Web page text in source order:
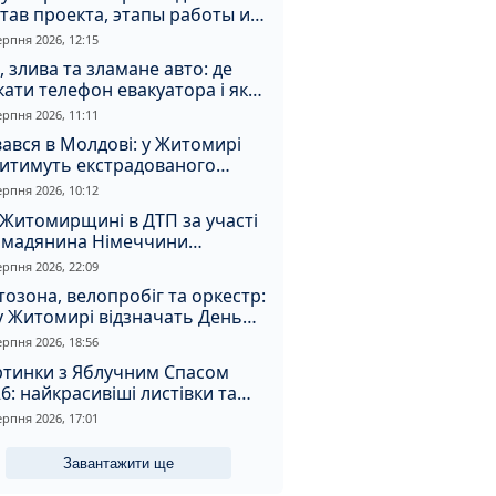
проекта, этапы работы и
2026, 12:15
злива та зламане авто: де
телефон евакуатора і як
на аферистів
2026, 11:11
в Молдові: у Житомирі
екстрадованого
за сурогатний спирт і
2026, 10:12
в ДТП за участі
Німеччини
двоє людей
2026, 22:09
велопробіг та оркестр:
Житомирі відзначать День
та День Незалежності
2026, 18:56
з Яблучним Спасом
найкрасивіші листівки та
привітання зі святом
2026, 17:01
Завантажити ще